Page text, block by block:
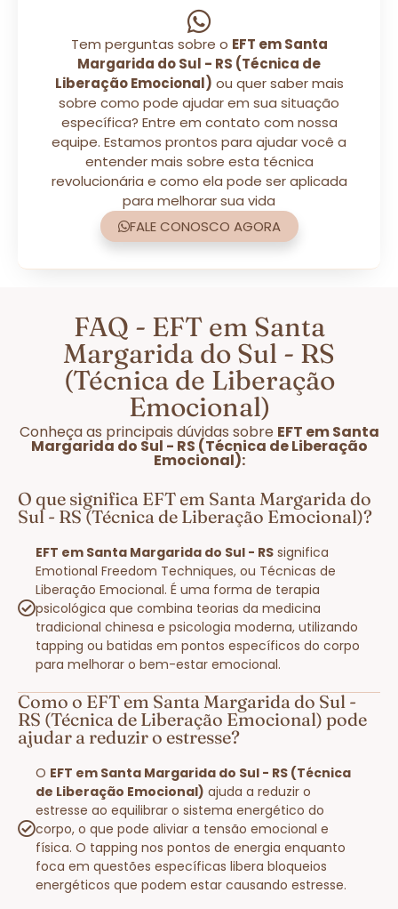
Tem perguntas sobre o EFT em Santa
Margarida do Sul - RS (Técnica de
Liberação Emocional) ou quer saber mais
sobre como pode ajudar em sua situação
específica? Entre em contato com nossa
equipe. Estamos prontos para ajudar você a
entender mais sobre esta técnica
revolucionária e como ela pode ser aplicada
para melhorar sua vida
FALE CONOSCO AGORA
FAQ - EFT em Santa
Margarida do Sul - RS
(Técnica de Liberação
Emocional)
Conheça as principais dúvidas sobre EFT em Santa
Margarida do Sul - RS (Técnica de Liberação
Emocional):
O que significa EFT em Santa Margarida do
Sul - RS (Técnica de Liberação Emocional)?
EFT em Santa Margarida do Sul - RS significa
Emotional Freedom Techniques, ou Técnicas de
Liberação Emocional. É uma forma de terapia
psicológica que combina teorias da medicina
tradicional chinesa e psicologia moderna, utilizando
tapping ou batidas em pontos específicos do corpo
para melhorar o bem-estar emocional.
Como o EFT em Santa Margarida do Sul -
RS (Técnica de Liberação Emocional) pode
ajudar a reduzir o estresse?
O EFT em Santa Margarida do Sul - RS (Técnica
de Liberação Emocional) ajuda a reduzir o
estresse ao equilibrar o sistema energético do
corpo, o que pode aliviar a tensão emocional e
física. O tapping nos pontos de energia enquanto
foca em questões específicas libera bloqueios
energéticos que podem estar causando estresse.